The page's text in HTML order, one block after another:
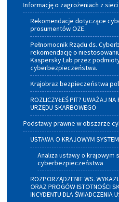
Informację o zagrożeniach z sieci
Rekomendacje dotyczące
prosumentów OZE.
Pełnomocnik Rządu ds.
rekomendację o
Kaspersky Lab przez
cyberbezpieczeństwa.
Krajobraz bezpieczeństwa
ROZLICZYŁEŚ PIT? UWAŻAJ NA
URZĘDU SKARBOWEGO
Podstawy prawne w obszarze
USTAWA O KRAJOWYM
Analiza ustawy o krajowym
cyberbezpieczeństwa
ROZPORZĄDZENIE WS.
ORAZ PROGÓW ISTOTNOŚCI
INCYDENTU DLA ŚWIADCZENIA